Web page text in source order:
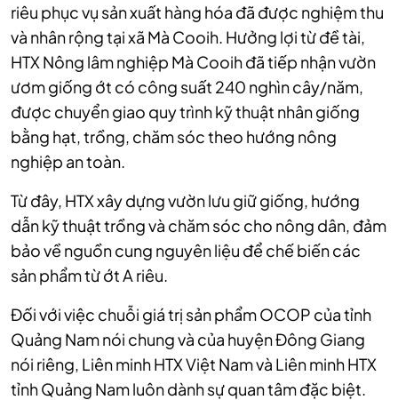
riêu phục vụ sản xuất hàng hóa đã được nghiệm thu
và nhân rộng tại xã Mà Cooih. Hưởng lợi từ đề tài,
HTX Nông lâm nghiệp Mà Cooih đã tiếp nhận vườn
ươm giống ớt có công suất 240 nghìn cây/năm,
được chuyển giao quy trình kỹ thuật nhân giống
bằng hạt, trồng, chăm sóc theo hướng nông
nghiệp an toàn.
Từ đây, HTX xây dựng vườn lưu giữ giống, hướng
dẫn kỹ thuật trồng và chăm sóc cho nông dân, đảm
bảo về nguồn cung nguyên liệu để chế biến các
sản phẩm từ ớt A riêu.
Đối với việc chuỗi giá trị sản phẩm OCOP của tỉnh
Quảng Nam nói chung và của huyện Đông Giang
nói riêng, Liên minh HTX Việt Nam và Liên minh HTX
tỉnh Quảng Nam luôn dành sự quan tâm đặc biệt.